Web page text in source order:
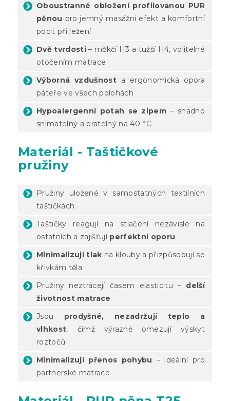
Oboustranné obložení profilovanou PUR
pěnou pro jemný masážní efekt a komfortní
pocit při ležení
Dvě tvrdosti – měkčí H3 a tužší H4, volitelné
otočením matrace
Výborná vzdušnost a ergonomická opora
páteře ve všech polohách
Hypoalergenní potah se zipem – snadno
snímatelný a pratelný na 40 °C
Materiál - Taštičkové
pružiny
Pružiny uložené v samostatných textilních
taštičkách
Taštičky reagují na stlačení nezávisle na
ostatních a zajišťují perfektní oporu
Minimalizují tlak na klouby a přizpůsobují se
křivkám těla
Pružiny neztrácejí časem elasticitu – delší
životnost matrace
Jsou prodyšné, nezadržují teplo a
vlhkost, čímž výrazně omezují výskyt
roztočů
Minimalizují přenos pohybu – ideální pro
partnerské matrace